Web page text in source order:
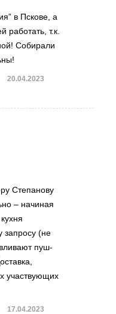
в Пскове, а
т.к.
Собирали
20.04.2023
Степанову
– начиная
запросу (не
пуш-
участвующих
17.04.2023